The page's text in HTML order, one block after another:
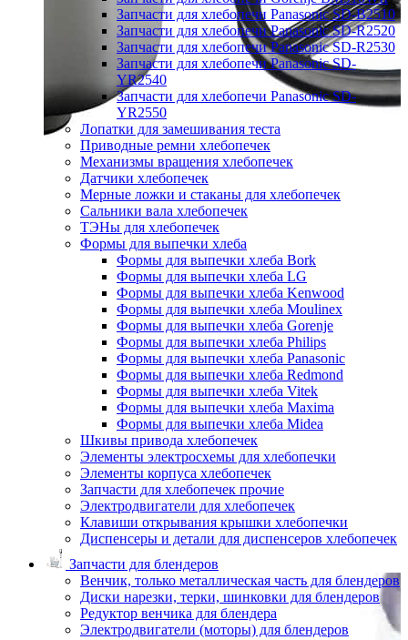
Запчасти для хлебопечи Panasonic SD-B2510
Запчасти для хлебопечи Panasonic SD-R2520
Запчасти для хлебопечи Panasonic SD-R2530
Запчасти для хлебопечи Panasonic SD-
YR2540
Запчасти для хлебопечи Panasonic SD-
YR2550
Лопатки для замешивания теста
Приводные ремни хлебопечек
Механизмы вращения хлебопечек
Датчики хлебопечек
Мерные ложки и стаканы для хлебопечек
Сальники вала хлебопечек
ТЭНы для хлебопечек
Формы для выпечки хлеба
Формы для выпечки хлеба Bork
Формы для выпечки хлеба LG
Формы для выпечки хлеба Kenwood
Формы для выпечки хлеба Moulinex
Формы для выпечки хлеба Gorenje
Формы для выпечки хлеба Philips
Формы для выпечки хлеба Panasonic
Формы для выпечки хлеба Redmond
Формы для выпечки хлеба Vitek
Формы для выпечки хлеба Maxima
Формы для выпечки хлеба Midea
Шкивы привода хлебопечек
Элементы электросхемы для хлебопечки
Элементы корпуса хлебопечек
Запчасти для хлебопечек прочие
Электродвигатели для хлебопечек
Клавиши открывания крышки хлебопечки
Диспенсеры и детали для диспенсеров хлебопечек
Запчасти для блендеров
Венчик, только металлическая часть для блендеров
Диски нарезки, терки, шинковки для блендеров
Редуктор венчика для блендера
Электродвигатели (моторы) для блендеров